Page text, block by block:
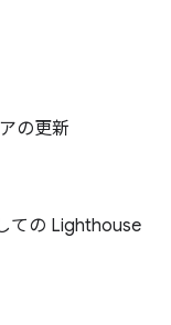
の更新
ての Lighthouse